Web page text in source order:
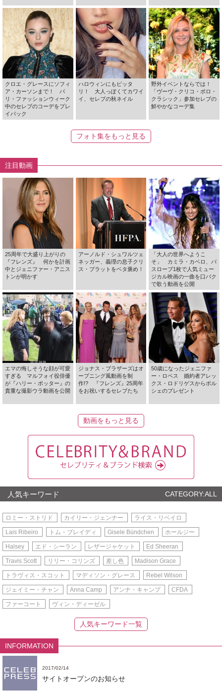
クロエ・グレースにソフィ
ア・カーソンまで！ パ
リ・ファッションウィーク
中のセレブのコーデをプレ
イバック
ハロウィンにもピッタ
リ！ 大人っぽくてカワイ
イ、セレブの秋ネイル
野外イベントならでは！
「ヴーヴ・クリコ・ポロ・
クラシック」参加セレブの
鮮やかなコーデ集
フォト集をもっと見る
注目動画
25周年で大盛り上がりの
『フレンズ』 何かを計画
中とジェニファー・アニス
トンが明かす
アーノルド・シュワルツェ
ネッガー、義理の息子クリ
ス・プラットをベタ褒め！
「大人の世界へようこ
そ」 カミラ・カベロ、バ
スローブ1枚で人気ミュー
ジカル映画の一曲を口パク
で歌う動画を公開
エマの悔しそうな顔が可愛
すぎる マルフォイ役俳優
が『ハリー・ポッター』の
貴重な撮影ウラ動画を公開
ジョナス・ブラザーズはオ
ープニング風動画を制
作!? 『フレンズ』25周年
をお祝いするセレブたち
50歳になったジェニファ
ー・ロペス 婚約者アレッ
クス・ロドリゲスからポル
シェのプレゼント
動画をもっと見る
人気キーワード CATEGORY:ALL
ロミー・ストリド カイリー・ジェンナー ライス・リベイロ
Lais Ribeiro トム・ブレイディ Gisele Bündchen ホールジー
Halsey エド・シーラン レザージャケット Ed Sheeran
Travis Scott リリー・コリンズ 差し色 Madison Grace
トラヴィス・スコット マディソン・グレース Rebel Wilson
ジェイミー・チャン Anna Camp アンナ・キャンプ CFDA
ファーコート ヴィン・ディーゼル
人気キーワード一覧
INFORMATION
2017/02/14
サイトオープンのお知らせ